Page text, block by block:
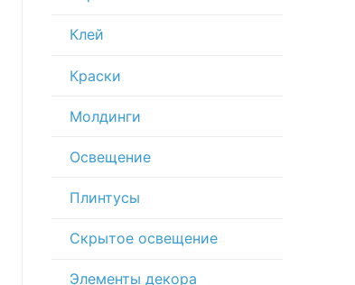
Клей
Краски
Молдинги
Освещение
Плинтусы
Скрытое освещение
Элементы декора